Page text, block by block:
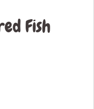
Fish